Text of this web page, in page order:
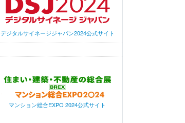
デジタルサイネージジャパン2024公式サイト
マンション総合EXPO 2024公式サイト